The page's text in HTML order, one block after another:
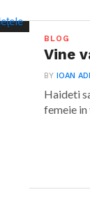
BLOG
Vine
BYIOAN
Haideti
femeie in